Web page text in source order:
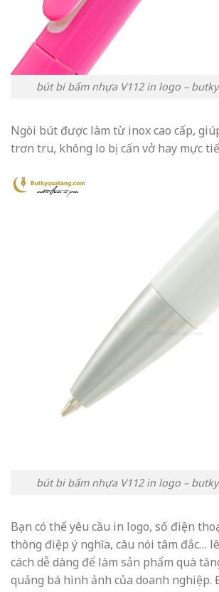
bút bi bấm nhựa V112 in logo –
Ngòi bút được làm từ inox cao cấp,
trơn tru, không lo bị cấn vở hay mực
bút bi bấm nhựa V112 in logo –
Bạn có thể yêu cầu in logo, số điện
thông điệp ý nghĩa, câu nói tâm đắc…
cách dễ dàng để làm sản phẩm quà
quảng bá hình ảnh của doanh nghiệp.